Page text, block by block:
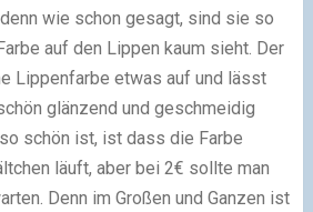
wie schon gesagt, sind sie so
auf den Lippen kaum sieht. Der
Lippenfarbe etwas auf und lässt
glänzend und geschmeidig
schön ist, ist dass die Farbe
läuft, aber bei 2€ sollte man
Denn im Großen und Ganzen ist